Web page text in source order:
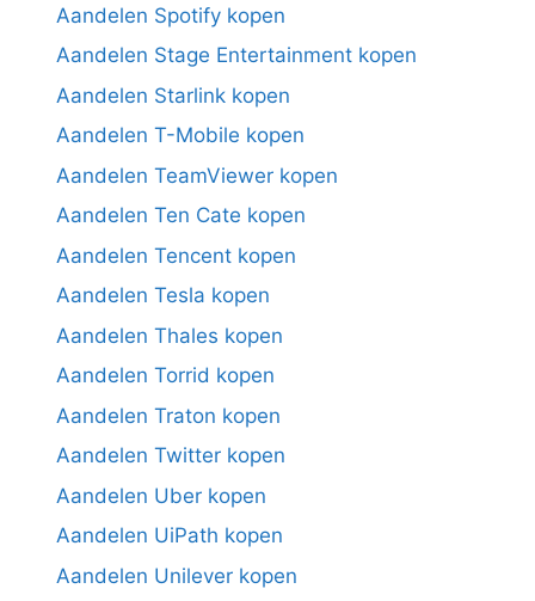
Aandelen Spotify kopen
Aandelen Stage Entertainment kopen
Aandelen Starlink kopen
Aandelen T-Mobile kopen
Aandelen TeamViewer kopen
Aandelen Ten Cate kopen
Aandelen Tencent kopen
Aandelen Tesla kopen
Aandelen Thales kopen
Aandelen Torrid kopen
Aandelen Traton kopen
Aandelen Twitter kopen
Aandelen Uber kopen
Aandelen UiPath kopen
Aandelen Unilever kopen